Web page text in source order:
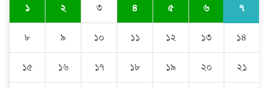
ঘণ্টার পর ঘণ্টা বিদ্যুৎহীন মৌলভীবাজার:
অতিরিক্ত বিলে দিশেহারা গ্রাহক, তীব্র ক্ষোভ
বিশ্বনাথে ‘প্রবাসী ওয়েলফেয়ার
১ ২ ৩ ৪ ৫ ৬ ৭
৮ ৯ ১০ ১১ ১২ ১৩ ১৪
১৫ ১৬ ১৭ ১৮ ১৯ ২০ ২১